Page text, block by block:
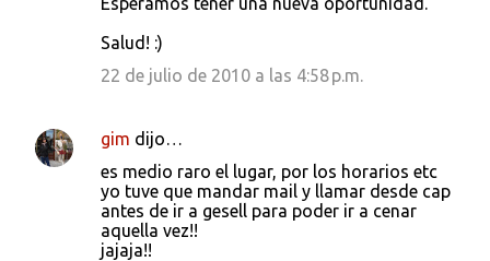
Salud! :)
22 de julio de 2010 a las 4:58 p.m.
gim dijo…
es medio raro el lugar, por los horarios etc
yo tuve que mandar mail y llamar desde cap
antes de ir a gesell para poder ir a cenar
aquella vez!!
jajaja!!